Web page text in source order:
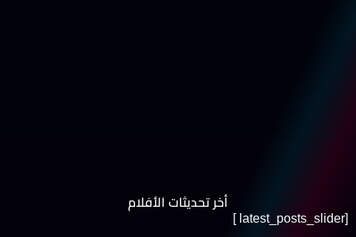
أخر تحديثات الأفلام
[latest_posts_slider ]